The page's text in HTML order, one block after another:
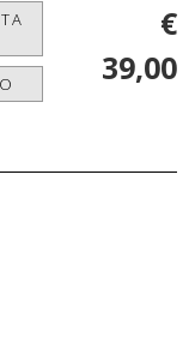
€
39,00